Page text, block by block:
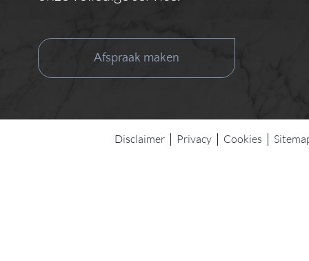
Afspraak maken
Disclaimer Privacy Cookies